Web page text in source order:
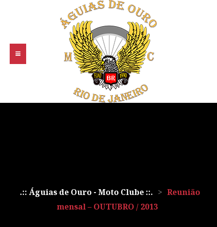
.:: Águias de Ouro - Moto Clube ::. > Reunião
mensal – OUTUBRO / 2013